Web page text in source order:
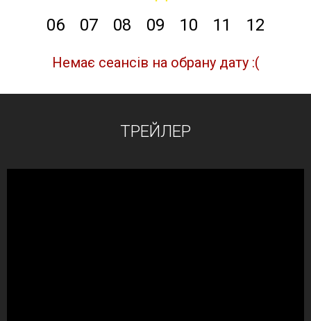
06
07 08 09 10 11 12
Немає сеансів на обрану дату :(
ТРЕЙЛЕР